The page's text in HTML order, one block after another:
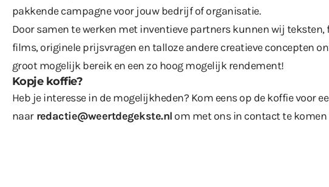
pakkende campagne voor jouw bedrijf of organisatie.
Door samen te werken met inventieve partners kunnen wij teksten,
films, originele prijsvragen en talloze andere creatieve concepten
groot mogelijk bereik en een zo hoog mogelijk rendement!
Kopje koffie?
Heb je interesse in de mogelijkheden? Kom eens op de koffie voor
naar redactie@weertdegekste.nl om met ons in contact te